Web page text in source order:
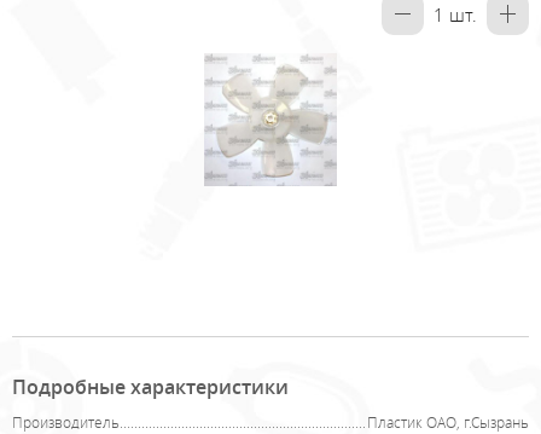
1 шт.
Подробные характеристики
Производитель
Пластик ОАО, г.Сызрань